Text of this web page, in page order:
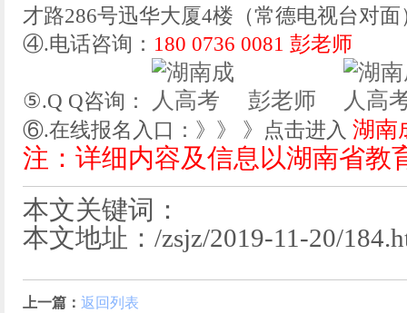
才路286号迅华大厦4楼（常德电视台对面
④.电话咨询： 180 0736 0081 彭老师
⑤.Q Q咨询： 彭老师
⑥.在线报名入口：》》 》点击进入 湖南
注：详细内容及信息以湖南省教
本文关键词：
本文地址：/zsjz/2019-11-20/
上一篇： 返回列表